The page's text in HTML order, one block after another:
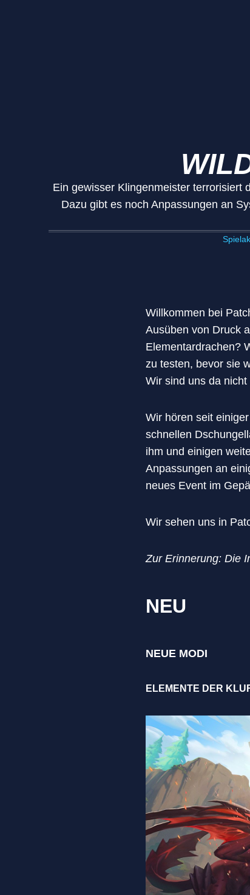
Ein gewisser Klingenmeister terrorisiert
Dazu gibt es noch Anpassungen an
Willkommen bei
Ausüben von Druck
Elementardrachen?
zu testen, bevor sie
Wir sind uns da
Wir hören seit
schnellen
ihm und einigen
Anpassungen an
neues Event im
Wir sehen uns in
Zur Erinnerung: Die
NEU
NEUE MODI
ELEMENTE DER